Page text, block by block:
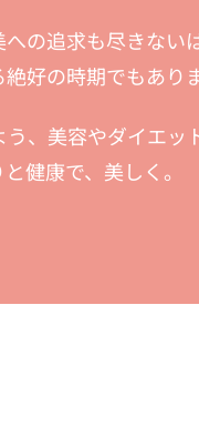
の追求も尽きないは
好の時期でもありま
、美容やダイエッ
健康で、美しく。